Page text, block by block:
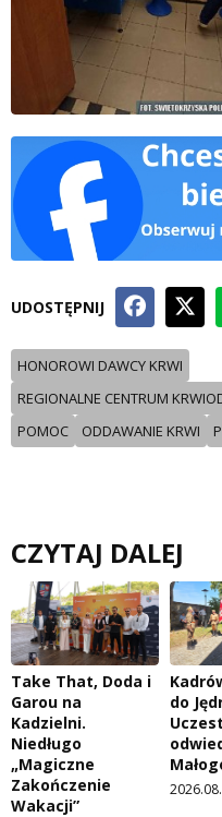
UDOSTĘPNIJ
HONOROWI DAWCY KRWI
REGIONALNE CENTRUM
POMOC
ODDAWANIE KRWI
CZYTAJ DALEJ
Take That, Doda i
Garou na
Kadzielni.
Niedługo
„Magiczne
Zakończenie
Wakacji”
do